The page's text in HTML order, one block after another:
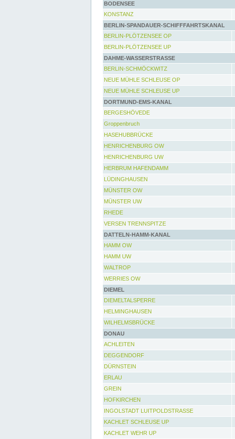
BODENSEE
KONSTANZ
BERLIN-SPANDAUER-SCHIFFFAHRTSKANAL
BERLIN-PLÖTZENSEE OP
BERLIN-PLÖTZENSEE UP
DAHME-WASSERSTRASSE
BERLIN-SCHMÖCKWITZ
NEUE MÜHLE SCHLEUSE OP
NEUE MÜHLE SCHLEUSE UP
DORTMUND-EMS-KANAL
BERGESHÖVEDE
Groppenbruch
HASEHUBBRÜCKE
HENRICHENBURG OW
HENRICHENBURG UW
HERBRUM HAFENDAMM
LÜDINGHAUSEN
MÜNSTER OW
MÜNSTER UW
RHEDE
VERSEN TRENNSPITZE
DATTELN-HAMM-KANAL
HAMM OW
HAMM UW
WALTROP
WERRIES OW
DIEMEL
DIEMELTALSPERRE
HELMINGHAUSEN
WILHELMSBRÜCKE
DONAU
ACHLEITEN
DEGGENDORF
DÜRNSTEIN
ERLAU
GREIN
HOFKIRCHEN
INGOLSTADT LUITPOLDSTRASSE
KACHLET SCHLEUSE UP
KACHLET WEHR UP